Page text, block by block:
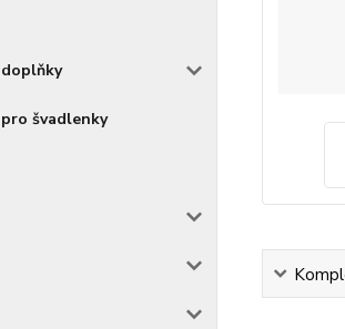
švadlenky